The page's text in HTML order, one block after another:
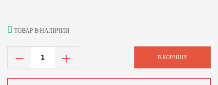
ТОВАР В НАЛИЧИИ
В КОРЗИНУ